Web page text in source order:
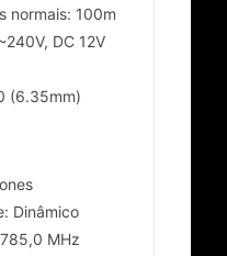
normais: 100m
DC 12V
(6.35mm)
Dinâmico
MHz